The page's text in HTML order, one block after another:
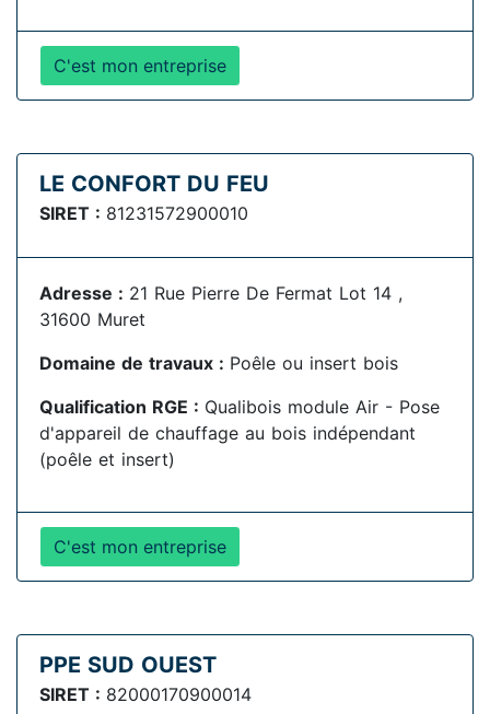
C'est mon entreprise
LE CONFORT DU FEU
SIRET : 81231572900010
Adresse : 21 Rue Pierre De Fermat Lot 14 ,
31600 Muret
Domaine de travaux : Poêle ou insert bois
Qualification RGE : Qualibois module Air - Pose
d'appareil de chauffage au bois indépendant
(poêle et insert)
C'est mon entreprise
PPE SUD OUEST
SIRET : 82000170900014